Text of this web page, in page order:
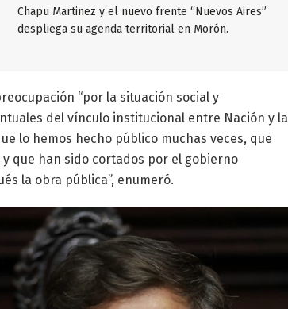
Chapu Martinez y el nuevo frente “Nuevos Aires”
despliega su agenda territorial en Morón.
“por la situación social y
del vínculo institucional entre Nación y la
lo hemos hecho público muchas veces, que
que han sido cortados por el gobierno
la obra pública”, enumeró.